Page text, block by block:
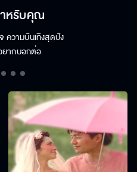
หรับคุณ
ความบันเทิงสุดปัง
ากบอกต่อ